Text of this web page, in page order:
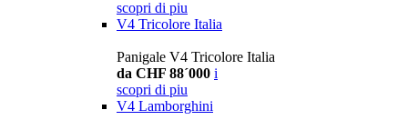
scopri di piu
V4 Tricolore Italia
Panigale V4 Tricolore Italia
da CHF 88´000 i
scopri di piu
V4 Lamborghini